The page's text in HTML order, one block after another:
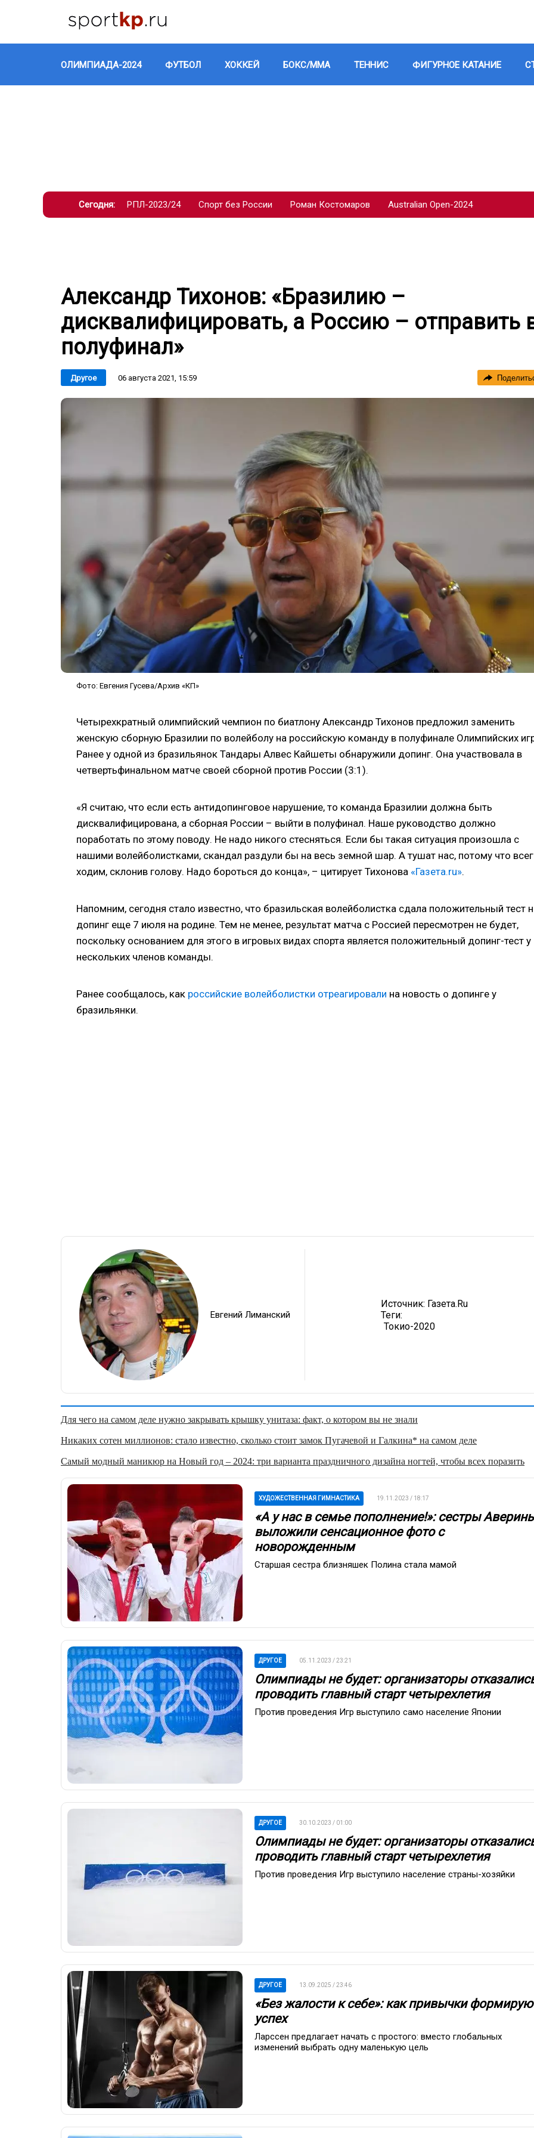
ОЛИМПИАДА-2024 ФУТБОЛ ХОККЕЙ БОКС/ММА ТЕННИС ФИГУРНОЕ КАТАНИЕ
Сегодня: РПЛ-2023/24 Спорт без России Роман Костомаров Australian Open-2024
Александр Тихонов: «Бразилию –
дисквалифицировать, а Россию – отправить
полуфинал»
Другое 06 августа 2021, 15:59
Фото: Евгения Гусева/Архив «КП»
Четырехкратный олимпийский чемпион по биатлону Александр Тихонов предложил заменить
женскую сборную Бразилии по волейболу на российскую команду в полуфинале Олимпийских
Ранее у одной из бразильянок Тандары Алвес Кайшеты обнаружили допинг. Она участвовала в
четвертьфинальном матче своей сборной против России (3:1).
«Я считаю, что если есть антидопинговое нарушение, то команда Бразилии должна быть
дисквалифицирована, а сборная России – выйти в полуфинал. Наше руководство должно
поработать по этому поводу. Не надо никого стесняться. Если бы такая ситуация произошла с
нашими волейболистками, скандал раздули бы на весь земной шар. А тушат нас, потому что
ходим, склонив голову. Надо бороться до конца», – цитирует Тихонова «Газета.ru».
Напомним, сегодня стало известно, что бразильская волейболистка сдала положительный тест
допинг еще 7 июля на родине. Тем не менее, результат матча с Россией пересмотрен не будет,
поскольку основанием для этого в игровых видах спорта является положительный допинг-тест у
нескольких членов команды.
Ранее сообщалось, как российские волейболистки отреагировали на новость о допинге у
бразильянки.
Евгений Лиманский
Источник: Газета.Ru
Теги:
Токио-2020
Для чего на самом деле нужно закрывать крышку унитаза: факт, о котором вы не знали
Никаких сотен миллионов: стало известно, сколько стоит замок Пугачевой и Галкина* на самом деле
Самый модный маникюр на Новый год – 2024: три варианта праздничного дизайна ногтей, чтобы всех поразить
ХУДОЖЕСТВЕННАЯ ГИМНАСТИКА 19.11.2023 / 18:17
«А у нас в семье пополнение!»: сестры
выложили сенсационное фото с
новорожденным
Старшая сестра близняшек Полина стала мамой
ДРУГОЕ 05.11.2023 / 23:21
Олимпиады не будет: организаторы
проводить главный старт четырехлетия
Против проведения Игр выступило само население Японии
ДРУГОЕ 30.10.2023 / 01:00
Олимпиады не будет: организаторы
проводить главный старт четырехлетия
Против проведения Игр выступило население страны-хозяйки
ДРУГОЕ 13.09.2025 / 23:46
«Без жалости к себе»: как привычки
успех
Ларссен предлагает начать с простого: вместо глобальных
изменений выбрать одну маленькую цель